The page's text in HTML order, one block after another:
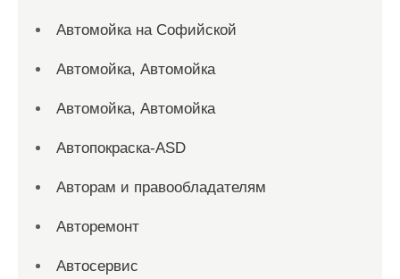
Автомойка на Софийской
Автомойка, Автомойка
Автомойка, Автомойка
Автопокраска-ASD
Авторам и правообладателям
Авторемонт
Автосервис